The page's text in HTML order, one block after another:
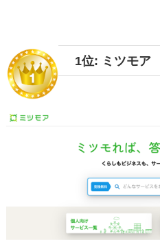
1位: ミツモア